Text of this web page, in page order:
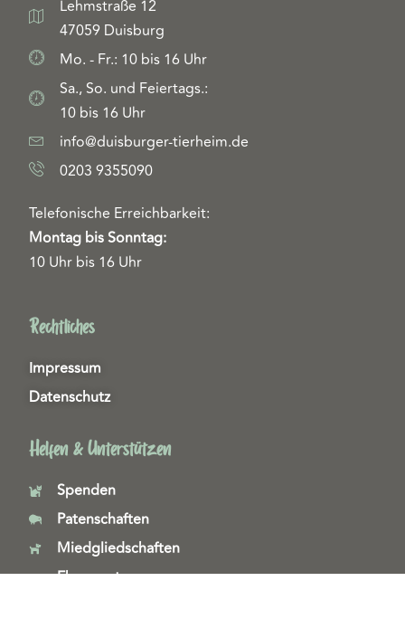
Lehmstraße 12
47059 Duisburg
Mo. - Fr.: 10 bis 16 Uhr
Sa., So. und Feiertags.:
10 bis 16 Uhr
info@duisburger-tierheim.de
0203 9355090
Telefonische Erreichbarkeit:
Montag bis Sonntag:
10 Uhr bis 16 Uhr
Rechtliches
Impressum
Datenschutz
Helfen & Unterstützen
Spenden
Patenschaften
Miedgliedschaften
Ehrenamt